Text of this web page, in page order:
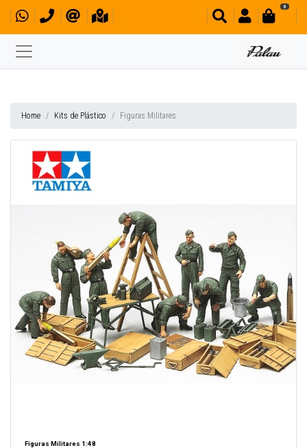
0
Home Kits de Plástico Figuras Militares
Figuras Militares 1:48